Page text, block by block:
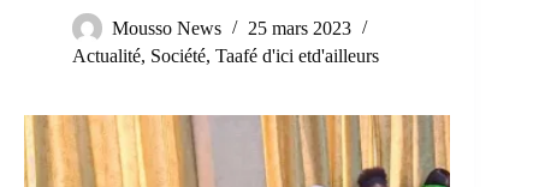
Mousso News
25 mars 2023
Actualité, Société, Taafé d'ici etd'ailleurs